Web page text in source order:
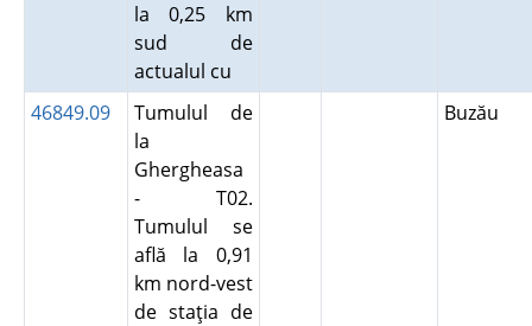
la 0,25 km
sud de
actualul cu
46849.09
Tumulul de
la
Ghergheasa
- T02.
Tumulul se
află la 0,91
km nord-vest
de staţia de
Buzău